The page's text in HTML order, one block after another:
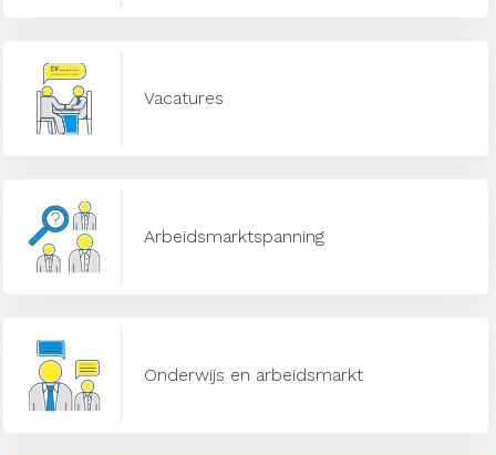
Vacatures
Arbeidsmarktspanning
Onderwijs en arbeidsmarkt